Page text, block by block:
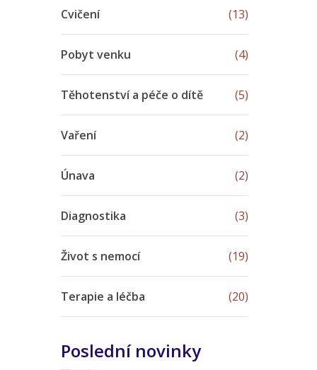
Cvičení (13)
Pobyt venku (4)
Těhotenství a péče o dítě (5)
Vaření (2)
Únava (2)
Diagnostika (3)
Život s nemocí (19)
Terapie a léčba (20)
Poslední novinky